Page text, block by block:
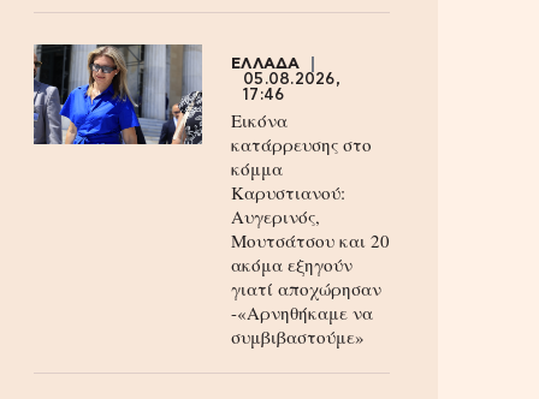
ΕΛΛΑΔΑ
05.08.2026,
17:46
Εικόνα
κατάρρευσης στο
κόμμα
Καρυστιανού:
Αυγερινός,
Μουτσάτσου και 20
ακόμα εξηγούν
γιατί αποχώρησαν
-«Αρνηθήκαμε να
συμβιβαστούμε»